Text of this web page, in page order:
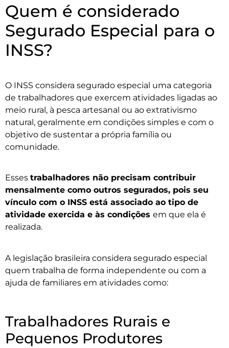
Quem é considerado
Segurado Especial para o
INSS?
O INSS considera segurado especial uma categoria
de trabalhadores que exercem atividades ligadas ao
meio rural, à pesca artesanal ou ao extrativismo
natural, geralmente em condições simples e com o
objetivo de sustentar a própria família ou
comunidade.
Esses trabalhadores não precisam contribuir
mensalmente como outros segurados, pois seu
vínculo com o INSS está associado ao tipo de
atividade exercida e às condições em que ela é
realizada.
A legislação brasileira considera segurado especial
quem trabalha de forma independente ou com a
ajuda de familiares em atividades como:
Trabalhadores Rurais e
Pequenos Produtores